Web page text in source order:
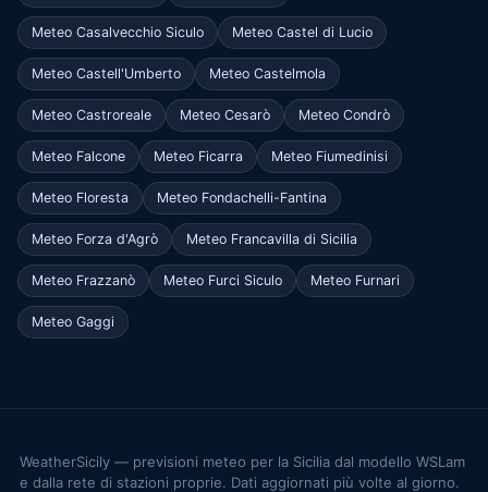
Meteo Casalvecchio Siculo Meteo Castel di Lucio
Meteo Castell'Umberto Meteo Castelmola
Meteo Castroreale Meteo Cesarò Meteo Condrò
Meteo Falcone Meteo Ficarra Meteo Fiumedinisi
Meteo Floresta Meteo Fondachelli-Fantina
Meteo Forza d'Agrò Meteo Francavilla di Sicilia
Meteo Frazzanò Meteo Furci Siculo Meteo Furnari
Meteo Gaggi
WeatherSicily — previsioni meteo per la Sicilia dal modello WSLam
e dalla rete di stazioni proprie. Dati aggiornati più volte al giorno.